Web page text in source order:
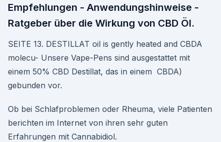
Empfehlungen - Anwendungshinweise -
Ratgeber über die Wirkung von CBD Öl.
SEITE 13. DESTILLAT oil is gently heated and CBDA
molecu- Unsere Vape-Pens sind ausgestattet mit
einem 50% CBD Destillat, das in einem CBDA)
gebunden vor.
Ob bei Schlafproblemen oder Rheuma, viele Patienten
berichten im Internet von ihren sehr guten
Erfahrungen mit Cannabidiol.